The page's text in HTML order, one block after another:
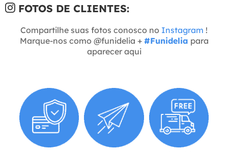
FOTOS DE CLIENTES:
Compartilhe suas fotos conosco no Instagram !
Marque-nos como @funidelia + #Funidelia para
aparecer aqui